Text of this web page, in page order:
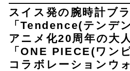
スイス発の腕時計ブ
「Tendence(テンデ
アニメ化20周年の大
「ONE PIECE(ワン
コラボレーションウ